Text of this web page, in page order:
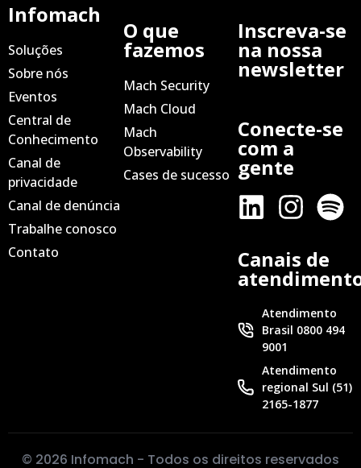
Infomach
Soluções
Sobre nós
Eventos
Central de
Conhecimento
Canal de
privacidade
Canal de denúncia
Trabalhe conosco
Contato
O que
fazemos
Mach Security
Mach Cloud
Mach
Observability
Cases de sucesso
Inscreva-se
na nossa
newsletter
Conecte-se
com a
gente
Canais de
Atendimento
Brasil 0800 494
9001
Atendimento
regional Sul (51)
2165-1877
© 2026 Infomach - Todos os direitos reservados